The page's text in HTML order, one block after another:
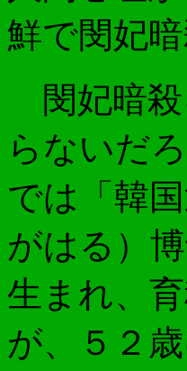
鮮で閔妃
閔妃暗殺
らないだ
では「韓
がはる）
生まれ、
が、５２